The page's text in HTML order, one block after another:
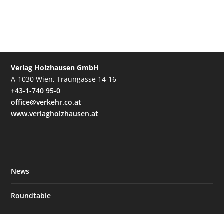
Verlag Holzhausen GmbH
A-1030 Wien, Traungasse 14-16
+43-1-740 95-0
office@verkehr.co.at
www.verlagholzhausen.at
News
Roundtable